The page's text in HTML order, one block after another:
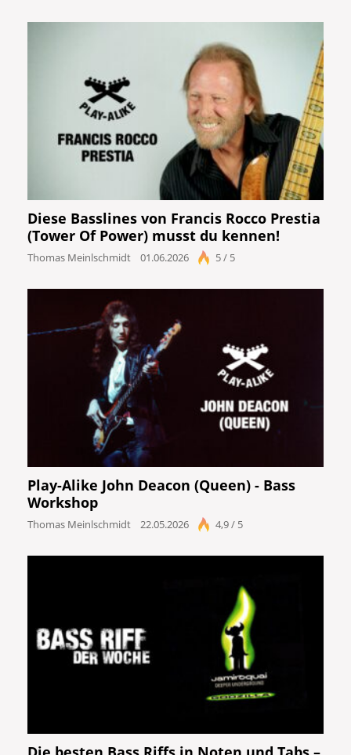
Diese Basslines von Francis Rocco Prestia
(Tower Of Power) musst du kennen!
Thomas Meinlschmidt 01.06.2026 5 / 5
Play-Alike John Deacon (Queen) - Bass
Workshop
Thomas Meinlschmidt 22.05.2026 4,9 / 5